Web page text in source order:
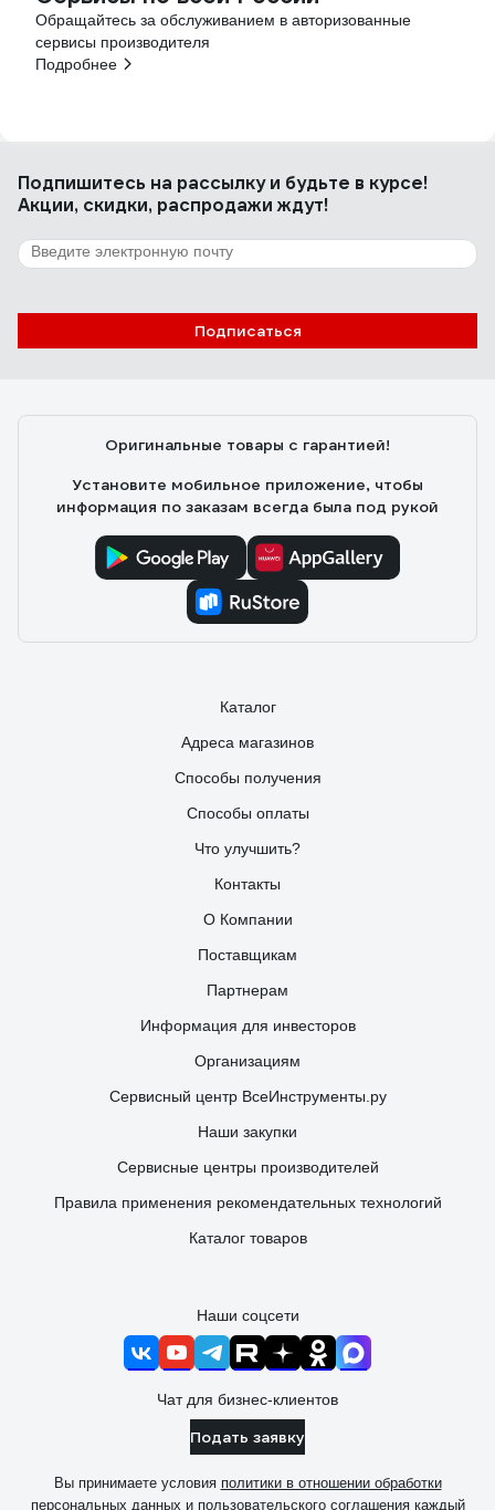
Обращайтесь за обслуживанием в авторизованные
сервисы производителя
Подробнее
Подпишитесь на рассылкуи будьте в курсе!
Акции, скидки, распродажи ждут!
Подписаться
Оригинальные товары с гарантией!
Установите мобильное приложение, чтобы
информация по заказам всегда была под рукой
Каталог
Адреса магазинов
Способы получения
Способы оплаты
Что улучшить?
Контакты
О Компании
Поставщикам
Партнерам
Информация для инвесторов
Организациям
Сервисный центр ВсеИнструменты.ру
Наши закупки
Сервисные центры производителей
Правила применения рекомендательных технологий
Каталог товаров
Наши соцсети
Чат для бизнес-клиентов
Подать заявку
Вы принимаете условия политики в отношении обработки
персональных данных и пользовательского соглашения каждый